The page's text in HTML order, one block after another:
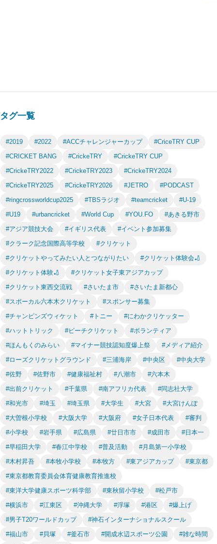
タグ一覧
#2019 #2022 #ACCチャレンジャーカップ
#CriceTRY CUP
#CRICKET BANG
#CrickeTRY
#CrickeTRY CUP
#CrickeTRY2022
#CrickeTRY2023
#CrickeTRY2024
#CrickeTRY2025
#CrickeTRY2026 #JETRO
#PODCAST
#ringcrossworldcup2025
#TBSラジオ #teamcricket
#U-19
#U19
#urbancricket #World Cup #YOU.FO
#あきる野市
#アジア競技大会
#イギリス代表
#イベント参加募集
#クラーク記念国際高等学校
#クリケット
#クリケットやってみたい人とつながりたい
#クリケット体験会🏏
#クリケット体験🏏
#クリケット女子東アジアカップ
#クリケット東西交流戦
#さいたま市
#さいたま新都心
#スポーカル六本木クリケット
#スポンサー募集
#チャンピンズウィケット
#トニー
#にわかクリケッター
#ハットトリック
#ビーチクリケット
#ボランティア
#ほんもくのみらい
#マイナー競技認知度爆上祭
#メディア紹介
#ローズクリケットグラウンド
#三浦海岸 #中央区
#中央大学
#佐野
#佐野市 #健康福祉村 #八潮市
#六本木
#出前クリケット
#千葉県 #南アフリカ代表
#同志社大学
#和光市
#埼玉 #埼玉県 #大学生 #大宮
#大宮けんぽ
#大曽根小学校
#大阪大学 #大阪府 #女子日本代表
#審判
#小学校
#岩手県 #広島県 #廿日市市 #成田市
#日本一
#早稲田大学
#春江中学校 #普及活動
#月島第一小学校
#木村昇吾
#本牧小学校 #本牧方 #東アジアカップ
#東京都
#東京都教育委員会体育健康教育推進校
#東洋大学健康スポーツ科学部
#東秋留小学校
#松戸市
#横浜市
#江東区 #沖縄大学 #浮塚 #港区
#爆上げ
#男子T20ワールドカップ
#神石インターナショナルスクール
#福山市
#貝塚 #釜石市 #開成水辺スポーツ公園
#雑な時間